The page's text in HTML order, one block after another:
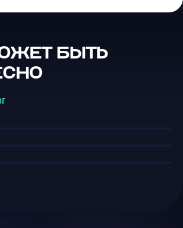
БЫТЬ
Search
SEO в эпоху
интеллекта
выживание в
с
интеллектом:
и внедрению в